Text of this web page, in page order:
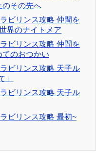
のその先へ
ビリンス攻略 仲間を
界のナイトメア
ビリンス攻略 仲間を
のおつかい
ビリンス攻略 天子ル
」
ビリンス攻略 天子ル
ビリンス攻略 最初~